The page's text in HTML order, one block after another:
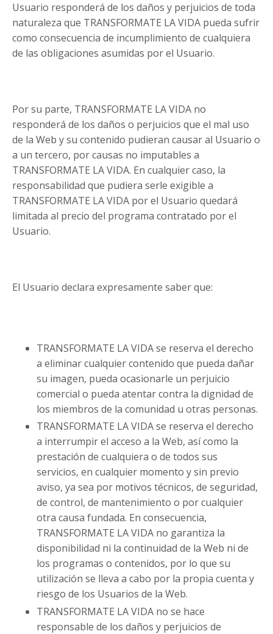
Usuario responderá de los daños y perjuicios de toda
naturaleza que TRANSFORMATE LA VIDA pueda sufrir
como consecuencia de incumplimiento de cualquiera
de las obligaciones asumidas por el Usuario.
Por su parte, TRANSFORMATE LA VIDA no
responderá de los daños o perjuicios que el mal uso
de la Web y su contenido pudieran causar al Usuario o
a un tercero, por causas no imputables a
TRANSFORMATE LA VIDA. En cualquier caso, la
responsabilidad que pudiera serle exigible a
TRANSFORMATE LA VIDA por el Usuario quedará
limitada al precio del programa contratado por el
Usuario.
El Usuario declara expresamente saber que:
TRANSFORMATE LA VIDA se reserva el derecho
a eliminar cualquier contenido que pueda dañar
su imagen, pueda ocasionarle un perjuicio
comercial o pueda atentar contra la dignidad de
los miembros de la comunidad u otras personas.
TRANSFORMATE LA VIDA se reserva el derecho
a interrumpir el acceso a la Web, así como la
prestación de cualquiera o de todos sus
servicios, en cualquier momento y sin previo
aviso, ya sea por motivos técnicos, de seguridad,
de control, de mantenimiento o por cualquier
otra causa fundada. En consecuencia,
TRANSFORMATE LA VIDA no garantiza la
disponibilidad ni la continuidad de la Web ni de
los programas o contenidos, por lo que su
utilización se lleva a cabo por la propia cuenta y
riesgo de los Usuarios de la Web.
TRANSFORMATE LA VIDA no se hace
responsable de los daños y perjuicios de